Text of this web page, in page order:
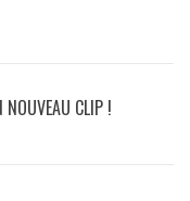
NOUVEAU CLIP !